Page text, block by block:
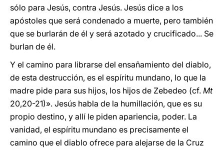
sólo para Jesús, contra Jesús. Jesús dice a los
apóstoles que será condenado a muerte, pero también
que se burlarán de él y será azotado y crucificado... Se
burlan de él.
Y el camino para librarse del ensañamiento del diablo,
de esta destrucción, es el espíritu mundano, lo que la
madre pide para sus hijos, los hijos de Zebedeo (cf. Mt
20,20-21)». Jesús habla de la humillación, que es su
propio destino, y allí le piden apariencia, poder. La
vanidad, el espíritu mundano es precisamente el
camino que el diablo ofrece para alejarse de la Cruz